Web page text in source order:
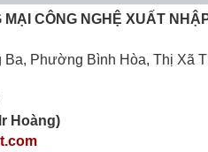
CÔNG NGHỆ XUẤT
Phường Bình Hòa, Thị Xã
Hoàng)